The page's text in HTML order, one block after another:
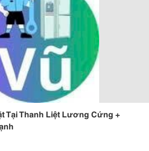
Tại Thanh Liệt Lương Cứng +